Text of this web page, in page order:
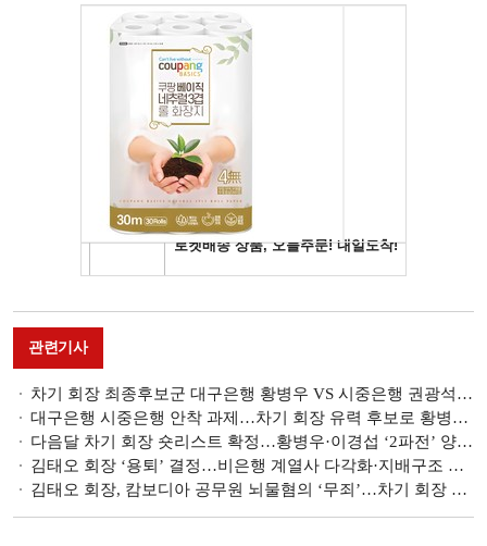
관련기사
차기 회장 최종후보군 대구은행 황병우 VS 시중은행 권광석·김옥찬 ‘3파전’ [DGB 차기 리더는]
대구은행 시중은행 안착 과제…차기 회장 유력 후보로 황병우 은행장 ‘무게’ [DGB 차기 리더는]
다음달 차기 회장 숏리스트 확정…황병우·이경섭 ‘2파전’ 양상 [DGB 차기 리더는]
김태오 회장 ‘용퇴’ 결정…비은행 계열사 다각화·지배구조 선진화 성과 남겨 [DGB 차기 리더는]
김태오 회장, 캄보디아 공무원 뇌물혐의 ‘무죄’…차기 회장 판도 바꾸나 [DGB 차기 리더는]